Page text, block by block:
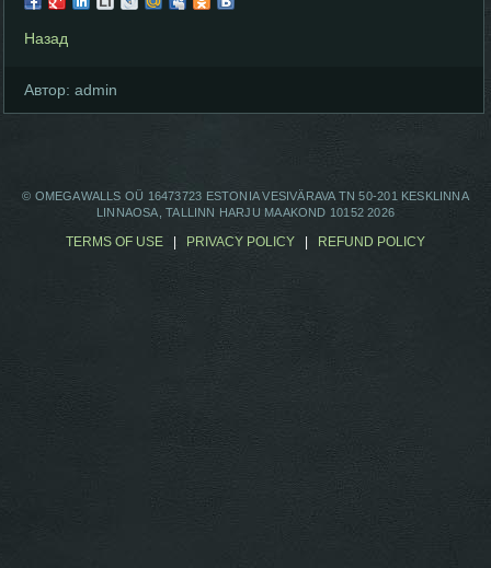
Назад
Автор: admin
© OMEGAWALLS OÜ 16473723 ESTONIA VESIVÄRAVA TN 50-201 KESKLINNA
LINNAOSA, TALLINN HARJU MAAKOND 10152 2026
TERMS OF USE PRIVACY POLICY REFUND POLICY